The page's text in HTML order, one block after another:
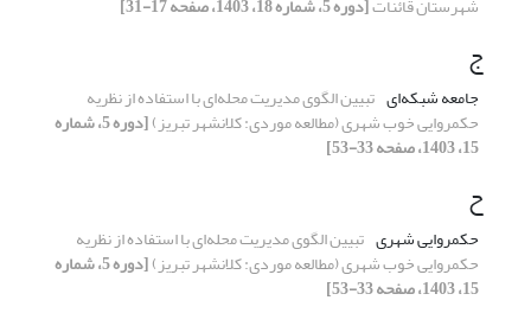
ج
جامعه شبکه‌ای تبیین الگوی مدیریت محله‌ای با استفاده از نظریه
حکمروایی خوب شهری (مطالعه موردی: کلانشهر تبریز) [دوره 5، شماره
15، 1403، صفحه 33-53]
ح
حکمروایی شهری تبیین الگوی مدیریت محله‌ای با استفاده از نظریه
حکمروایی خوب شهری (مطالعه موردی: کلانشهر تبریز) [دوره 5، شماره
15، 1403، صفحه 33-53]